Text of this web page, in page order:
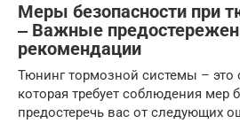
Меры безопасности при
‒ Важные
рекомендации
Тюнинг тормозной системы – это
которая требует соблюдения мер
предостеречь вас от следующих